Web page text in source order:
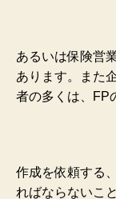
あるいは保険営
あります。また
者の多くは、FP
作成を依頼する
ればならないこ